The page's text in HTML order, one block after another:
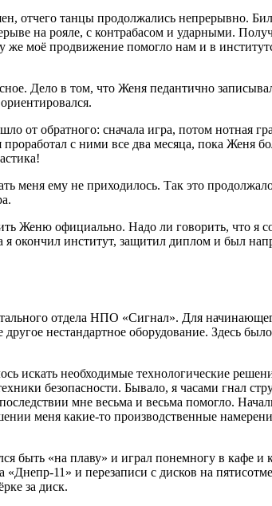
отчего танцы продолжались непрерывно.
на рояле, с контрабасом и ударными.
моё продвижение помогло нам и в
Дело в том, что Женя педантично
от обратного: сначала игра, потом нотная
с ними все два месяца, пока Женя
меня ему не приходилось. Так это
Женю официально. Надо ли говорить, что я
окончил институт, защитил диплом и был
отдела НПО «Сигнал». Для
нестандартное оборудование. Здесь было
искать необходимые технологические
безопасности. Бывало, я часами гнал
мне весьма и весьма помогло.
меня какие-то производственные
быть «на плаву» и играл понемногу в кафе
11» и перезаписи с дисков на
за диск.